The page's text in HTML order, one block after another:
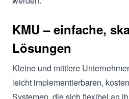
KMU – einfache,
Lösungen
Kleine und mittlere
leicht implementierbaren,
Systemen, die sich flexibel an